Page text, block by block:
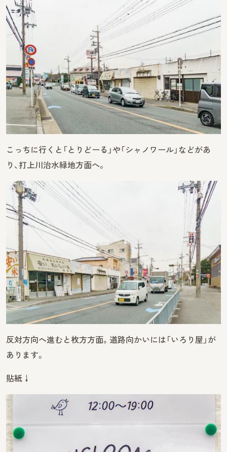
こっちに行くと「とりどーる」や「シャノワール」などがあ
り、打上川治水緑地方面へ。
反対方向へ進むと枚方方面。道路向かいには「いろり屋」が
あります。
貼紙↓